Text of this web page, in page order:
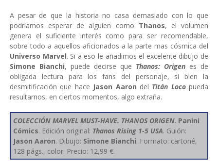
A pesar de que la historia no casa demasiado con lo que
podríamos esperar de alguien como Thanos, el volumen
genera el suficiente interés como para ser recomendable,
sobre todo a aquellos aficionados a la parte mas cósmica del
Universo Marvel. Si a eso le añadimos el excelente dibujo de
Simone Bianchi, puede decirse que Thanos: Origen es de
obligada lectura para los fans del personaje, si bien la
desmitificación que hace Jason Aaron del Titán Locopueda
resultarnos, en ciertos momentos, algo extraña.
COLECCIÓN MARVEL MUST-HAVE. THANOS ORIGEN. Panini
Cómics. Edición original: Thanos Rising 1-5 USA. Guión:
Jason Aaron. Dibujo: Simone Bianchi. Formato: cartoné,
128 págs., color. Precio: 12,99 €.